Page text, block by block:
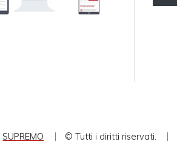
SUPREMO © Tutti i diritti riservati.